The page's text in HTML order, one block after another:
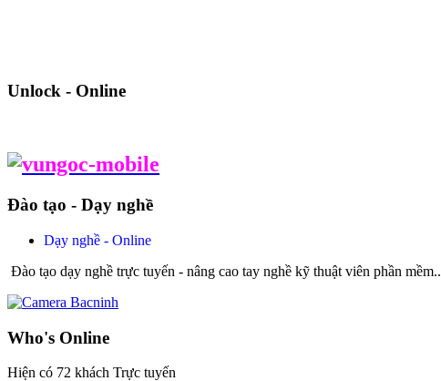
Unlock - Online
Đào tạo - Dạy nghề
Dạy nghề - Online
Đào tạo dạy nghề trực tuyến - nâng cao tay nghề kỹ thuật viên phần mềm..
Who's Online
Hiện có 72 khách Trực tuyến